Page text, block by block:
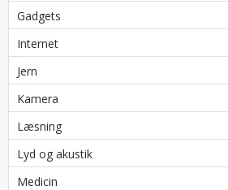
Gadgets
Internet
Jern
Kamera
Læsning
Lyd og akustik
Medicin